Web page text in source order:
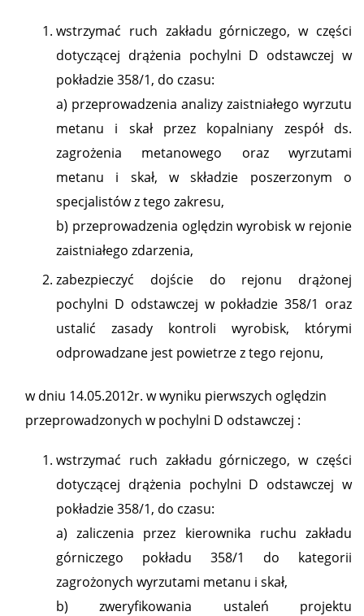
wstrzymać ruch zakładu górniczego, w części
dotyczącej drążenia pochylni D odstawczej w
pokładzie 358/1, do czasu:
a) przeprowadzenia analizy zaistniałego wyrzutu
metanu i skał przez kopalniany zespół ds.
zagrożenia metanowego oraz wyrzutami
metanu i skał, w składzie poszerzonym o
specjalistów z tego zakresu,
b) przeprowadzenia oględzin wyrobisk w rejonie
zaistniałego zdarzenia,
zabezpieczyć dojście do rejonu drążonej
pochylni D odstawczej w pokładzie 358/1 oraz
ustalić zasady kontroli wyrobisk, którymi
odprowadzane jest powietrze z tego rejonu,
w dniu 14.05.2012r. w wyniku pierwszych oględzin
przeprowadzonych w pochylni D odstawczej :
wstrzymać ruch zakładu górniczego, w części
dotyczącej drążenia pochylni D odstawczej w
pokładzie 358/1, do czasu:
a) zaliczenia przez kierownika ruchu zakładu
górniczego pokładu 358/1 do kategorii
zagrożonych wyrzutami metanu i skał,
b) zweryfikowania ustaleń projektu